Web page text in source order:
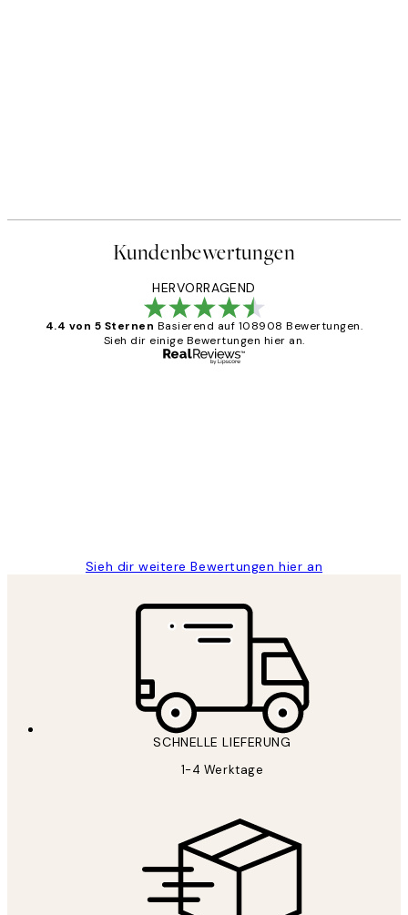
Kundenbewertungen
HERVORRAGEND
4.4 von 5 Sternen Basierend auf 108908 Bewertungen.
Sieh dir einige Bewertungen hier an.
Sieh dir weitere Bewertungen hier an
SCHNELLE LIEFERUNG
1-4 Werktage